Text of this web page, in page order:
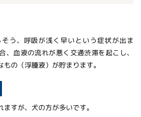
う、呼吸が浅く早いという症状が出ま
、血液の流れが悪く交通渋滞を起こし、
の（浮腫液）が貯まります。
すが、犬の方が多いです。